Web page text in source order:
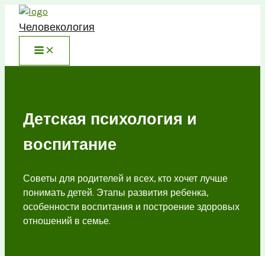
Перейти
содержимому
Человекология
Детская психология и
воспитание
Советы для родителей и всех, кто хочет лучше
понимать детей. Этапы развития ребенка,
особенности воспитания и построение здоровых
отношений в семье.